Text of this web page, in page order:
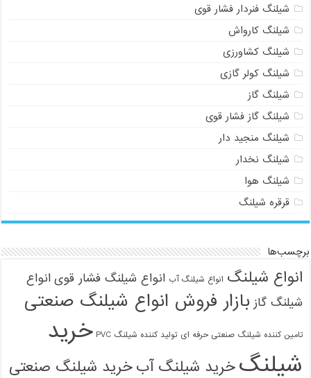
شیلنگ فنردار فشار قوی
شیلنگ کارواش
شیلنگ کشاورزی
شیلنگ کولر گازی
شیلنگ گاز
شیلنگ گاز فشار قوی
شیلنگ منجید دار
شیلنگ نخدار
شیلنگ هوا
قرقره شیلنگ
برچسب‌ها
انواع شیلنگ انواع شیلنگ آب انواع شیلنگ فشار قوی انواع
شیلنگ گاز بازار فروش انواع شیلنگ صنعتی
تامین کننده شیلنگ صنعتی حرفه ای تولید کننده شیلنگ PVC
خرید
شیلنگخرید شیلنگ آبخرید شیلنگ صنعتی